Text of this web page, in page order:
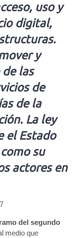
uso y
digital,
y
las
de
de la
La ley
el Estado
su
actores en
del segundo
medio que